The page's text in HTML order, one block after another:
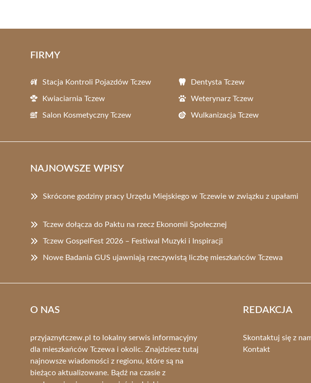
FIRMY
Stacja Kontroli Pojazdów Tczew Dentysta Tczew
Kwiaciarnia Tczew Weterynarz Tczew
Salon Kosmetyczny Tczew Wulkanizacja Tczew
NAJNOWSZE WPISY
Skrócone godziny pracy Urzędu Miejskiego w Tczewie w związku z upałami
Tczew dołącza do Paktu na rzecz Ekonomii Społecznej
Tczew GospelFest 2026 – Festiwal Muzyki i Inspiracji
Nowe Badania GUS ujawniają rzeczywistą liczbę mieszkańców Tczewa
O NAS
przyjaznytczew.pl to lokalny serwis informacyjny
dla mieszkańców Tczewa i okolic. Znajdziesz tutaj
najnowsze wiadomości z regionu, które są na
bieżąco aktualizowane. Bądź na czasie z
REDAKCJA
Skontaktuj się z
Kontakt